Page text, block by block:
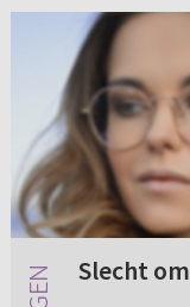
Slecht